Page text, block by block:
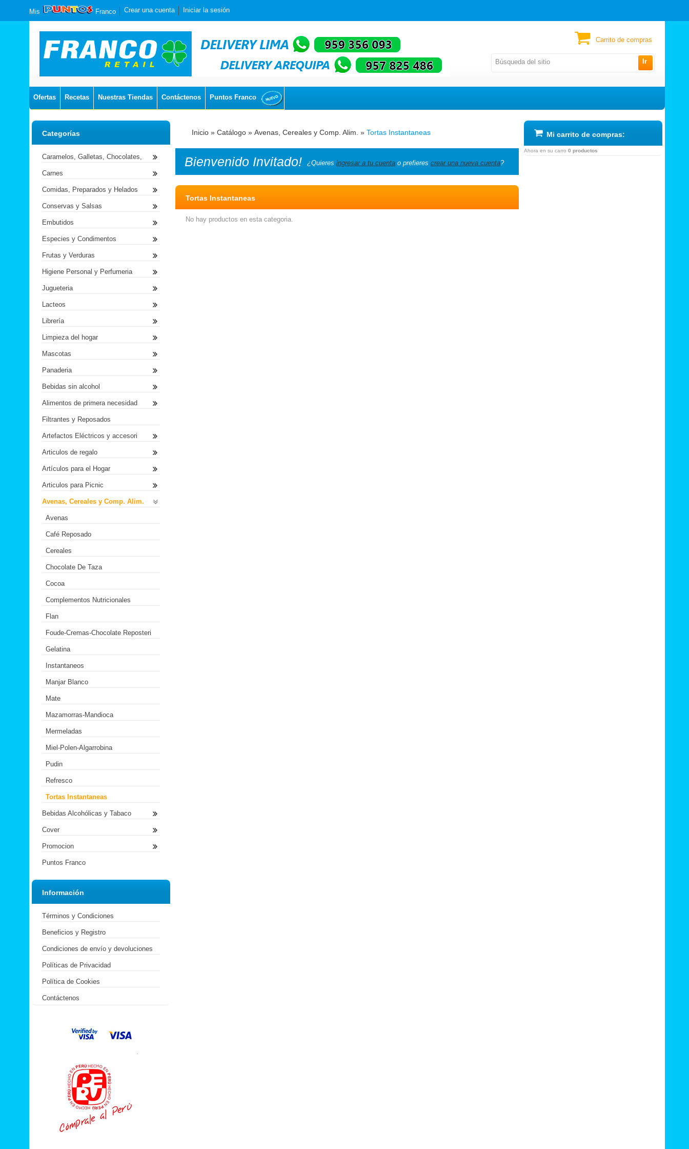
Ir
Mis Franco Crear una cuenta Iniciar la sesión
Ofertas Recetas Nuestras Tiendas Contáctenos Puntos Franco
Carrito de compras
Inicio » Catálogo » Avenas, Cereales y Comp. Alim. » Tortas Instantaneas
Bienvenido Invitado! ¿Quieres ingresar a tu cuenta o prefieres crear una nueva cuenta?
Tortas Instantaneas
No hay productos en esta categoria.
Categorías
Caramelos, Galletas, Chocolates,
Carnes
Comidas, Preparados y Helados
Conservas y Salsas
Embutidos
Especies y Condimentos
Frutas y Verduras
Higiene Personal y Perfumeria
Jugueteria
Lacteos
Librería
Limpieza del hogar
Mascotas
Panaderia
Bebidas sin alcohol
Alimentos de primera necesidad
Filtrantes y Reposados
Artefactos Eléctricos y accesori
Articulos de regalo
Artículos para el Hogar
Articulos para Picnic
Avenas, Cereales y Comp. Alim.
Avenas
Café Reposado
Cereales
Chocolate De Taza
Cocoa
Complementos Nutricionales
Flan
Foude-Cremas-Chocolate Reposteri
Gelatina
Instantaneos
Manjar Blanco
Mate
Mazamorras-Mandioca
Mermeladas
Miel-Polen-Algarrobina
Pudin
Refresco
Tortas Instantaneas
Bebidas Alcohólicas y Tabaco
Cover
Promocion
Puntos Franco
Información
Términos y Condiciones
Beneficios y Registro
Condiciones de envío y devoluciones
Políticas de Privacidad
Política de Cookies
Contáctenos
.
Mi carrito de compras:
Ahora en su carro 0 productos